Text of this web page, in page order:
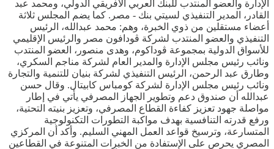
الإدارة والعضو المنتدب للبنك العربي الأفريقي الدولي، ومحمد عبد
القادر، المدير التنفيذي لسيتي بنك - مصر. كما يضم المجلس ثلاثة
أعضاء مستقلين من ذوي الخبرة، وهم: محمد عبدالله، الرئيس
التنفيذي والعضو المنتدب لشركة ڤودافون مصر والرئيس الإقليمي
للأسواق الدولية بمجموعة ڤوداكوم، وهدى منصور، العضو المنتدب
ونائب رئيس مجلس الإدارة والمدير العام لشركة مناجم السكري،
وطارق عبد الرحمن، الرئيس التنفيذي لشركة بنيان للتنمية والتجارة
ونائب رئيس مجلس الإدارة لشركة كومباس كابيتال. وقال حسن
عبدالله أن صندوق دعم وتطوير الجهاز المصرفي يأتي في إطار
مواصلة جهود تعزيز كفاءة القطاع المصرفي، وتعزيز بنيته التحتية،
ورفع قدرته التنافسية بهدف مواكبة التطورات التكنولوجية
المتسارعة، وترسيخ قواعد العمل المهني السليم. وأكد أن المركزي
المصري يحرص على الإستفادة من الخبرات المتنوعة في القطاعين